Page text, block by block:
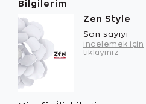
Bilgilerim
Zen Style
Son sayıyı
incelemek için
tıklayınız.